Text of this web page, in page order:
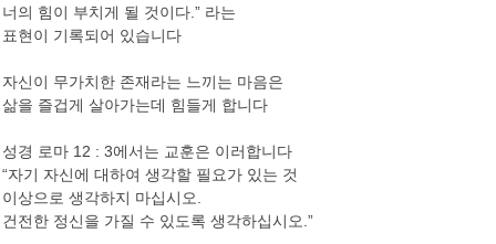
너의 힘이 부치게 될 것이다.” 라는
표현이 기록되어 있습니다
자신이 무가치한 존재라는 느끼는 마음은
삶을 즐겁게 살아가는데 힘들게 합니다
성경 로마 12 : 3에서는 교훈은 이러합니다
“자기 자신에 대하여 생각할 필요가 있는 것
이상으로 생각하지 마십시오.
건전한 정신을 가질 수 있도록 생각하십시오.”